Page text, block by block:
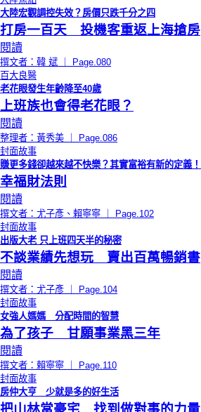
大陸宏觀調控失效？房價只跌千分之四
打房一百天 投機客重返上海搶房
閱讀
撰文者：韓 斌 ｜ Page.080
百大良醫
老花眼發生年齡降至40歲
上班族也會得老花眼？
閱讀
整理者：黃秀美 ｜ Page.086
封面故事
賺更多錢卻越來越不快樂？其實富裕有新的定義！
幸福財法則
閱讀
撰文者：尤子彥、賴寧寧 ｜ Page.102
封面故事
出版大老 只上班四天半的秘密
不談業績先想玩 賣出百萬暢銷書
閱讀
撰文者：尤子彥 ｜ Page.104
封面故事
女強人媽媽 分配時間的智慧
為了孩子 甘願事業黑三年
閱讀
撰文者：賴寧寧 ｜ Page.110
封面故事
房仲大亨 少就是多的好生活
把山林當豪宅 找到做對事的力量